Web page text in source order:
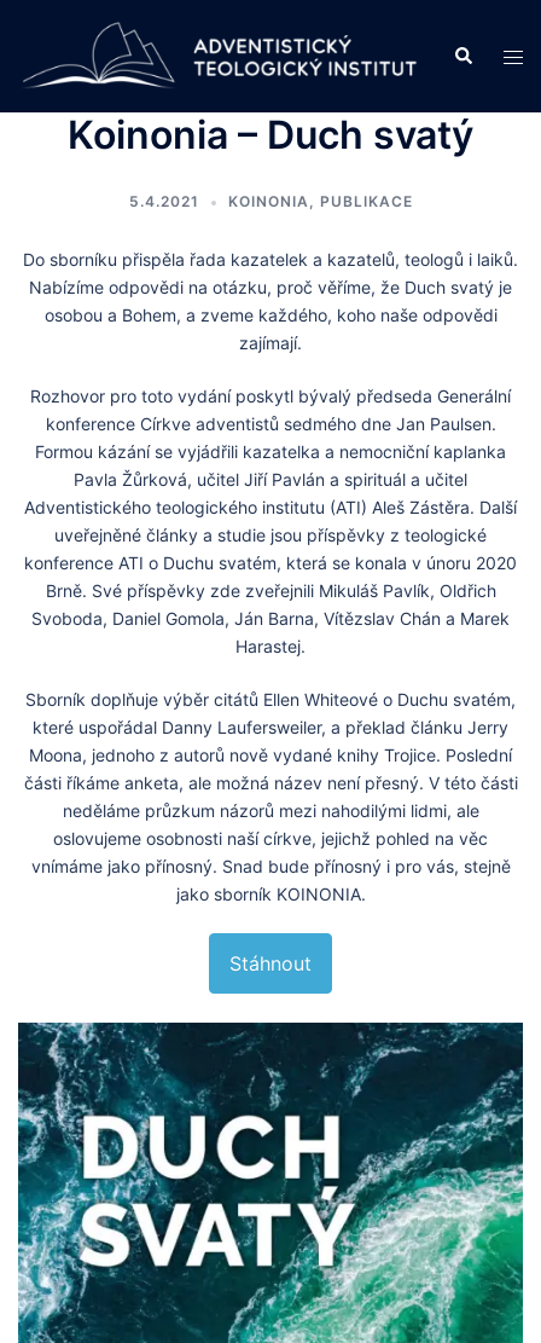
content
Search
Koinonia – Duch svatý
5.4.2021 KOINONIA, PUBLIKACE
Do sborníku přispěla řada kazatelek a kazatelů, teologů i laiků.
Nabízíme odpovědi na otázku, proč věříme, že Duch svatý je
osobou a Bohem, a zveme každého, koho naše odpovědi
zajímají.
Rozhovor pro toto vydání poskytl bývalý předseda Generální
konference Církve adventistů sedmého dne Jan Paulsen.
Formou kázání se vyjádřili kazatelka a nemocniční kaplanka
Pavla Žůrková, učitel Jiří Pavlán a spirituál a učitel
Adventistického teologického institutu (ATI) Aleš Zástěra. Další
uveřejněné články a studie jsou příspěvky z teologické
konference ATI o Duchu svatém, která se konala v únoru 2020
Brně. Své příspěvky zde zveřejnili Mikuláš Pavlík, Oldřich
Svoboda, Daniel Gomola, Ján Barna, Vítězslav Chán a Marek
Harastej.
Sborník doplňuje výběr citátů Ellen Whiteové o Duchu svatém,
které uspořádal Danny Laufersweiler, a překlad článku Jerry
Moona, jednoho z autorů nově vydané knihy Trojice. Poslední
části říkáme anketa, ale možná název není přesný. V této části
neděláme průzkum názorů mezi nahodilými lidmi, ale
oslovujeme osobnosti naší církve, jejichž pohled na věc
vnímáme jako přínosný. Snad bude přínosný i pro vás, stejně
jako sborník KOINONIA.
Stáhnout